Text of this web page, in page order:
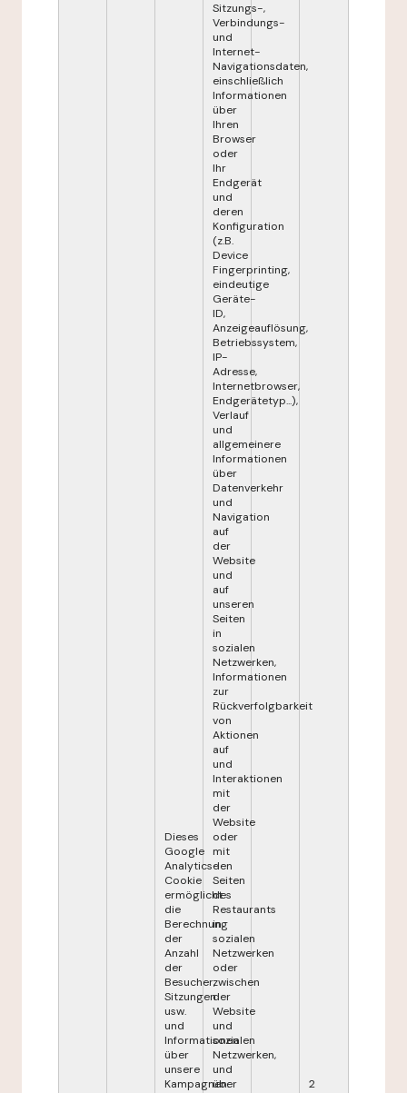
Dieses
Google
Analytics-
Cookie
ermöglicht
die
Berechnung
der
Anzahl
der
Besucher,
Sitzungen
usw.
und
Informationen
über
unsere
Kampagnen.
Sitzungs-,
Verbindungs-
und
Internet-
Navigationsdaten,
einschließlich
Informationen
über
Ihren
Browser
oder
Ihr
Endgerät
und
deren
Konfiguration
(z.B.
Device
Fingerprinting,
eindeutige
Geräte-
ID,
Anzeigeauflösung,
Betriebssystem,
IP-
Adresse,
Internetbrowser,
Endgerätetyp...),
Verlauf
und
allgemeinere
Informationen
über
Datenverkehr
und
Navigation
auf
der
Website
und
auf
unseren
Seiten
in
sozialen
Netzwerken,
Informationen
zur
Rückverfolgbarkeit
von
Aktionen
auf
und
Interaktionen
mit
der
Website
oder
mit
den
Seiten
des
Restaurants
in
sozialen
Netzwerken
oder
zwischen
der
Website
und
sozialen
Netzwerken,
und
über
2